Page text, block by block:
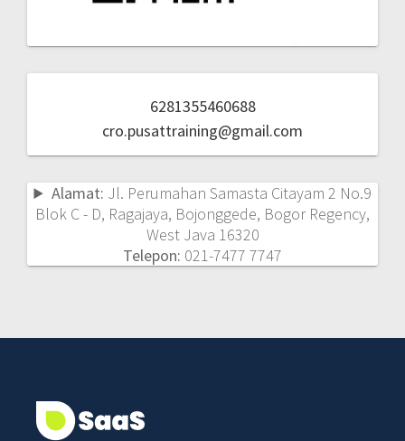
6281355460688
cro.pusattraining@gmail.com
Alamat: Jl. Perumahan Samasta Citayam 2 No.9
Blok C - D, Ragajaya, Bojonggede, Bogor Regency,
West Java 16320
Telepon: 021-7477 7747